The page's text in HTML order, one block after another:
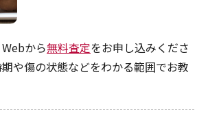
から無料査定をお申し込みくださ
や傷の状態などをわかる範囲でお教